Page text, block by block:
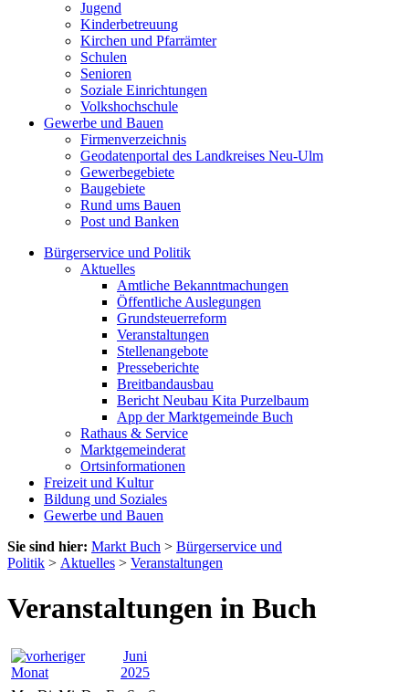
Jugend
Kinderbetreuung
Kirchen und Pfarrämter
Schulen
Senioren
Soziale Einrichtungen
Volkshochschule
Gewerbe und Bauen
Firmenverzeichnis
Geodatenportal des Landkreises Neu-Ulm
Gewerbegebiete
Baugebiete
Rund ums Bauen
Post und Banken
Bürgerservice und Politik
Aktuelles
Amtliche Bekanntmachungen
Öffentliche Auslegungen
Grundsteuerreform
Veranstaltungen
Stellenangebote
Presseberichte
Breitbandausbau
Bericht Neubau Kita Purzelbaum
App der Marktgemeinde Buch
Rathaus & Service
Marktgemeinderat
Ortsinformationen
Freizeit und Kultur
Bildung und Soziales
Gewerbe und Bauen
Sie sind hier: Markt Buch > Bürgerservice und
Politik > Aktuelles > Veranstaltungen
Veranstaltungen in Buch
Juni
2025